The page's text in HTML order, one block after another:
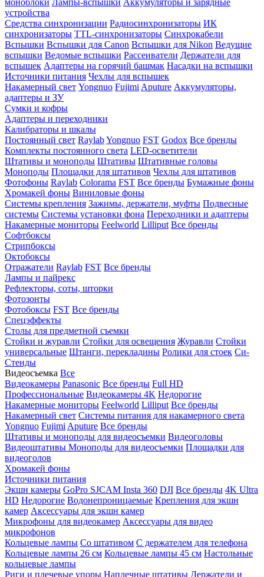
моноблоки Лампы-вспышки Аккумуляторы и зарядные
устройства
Средства синхронизации Радиосинхронизаторы ИК
синхронизаторы TTL-синхронизаторы Синхрокабели
Вспышки Вспышки для Canon Вспышки для Nikon Ведущие
вспышки Ведомые вспышки Рассеиватели Держатели для
вспышек Адаптеры на горячий башмак Насадки на вспышки
Источники питания Чехлы для вспышек
Накамерный свет Yongnuo Fujimi Aputure Аккумуляторы,
адаптеры и ЗУ
Сумки и кофры
Адаптеры и переходники
Калибраторы и шкалы
Постоянный свет RaylabYongnuo FST Godox Все бренды
Комплекты постоянного света LED-осветители
Штативы и моноподы Штативы Штативные головы
Моноподы Площадки для штативов Чехлы для штативов
Фотофоны Raylab Colorama FST Все бренды Бумажные фоны
Хромакей фоны Виниловые фоны
Системы крепления Зажимы, держатели, муфты Подвесные
системы Системы установки фона Переходники и адаптеры
Накамерные мониторы Feelworld Lilliput Все бренды
Софтбоксы
Стрипбоксы
Октобоксы
Отражатели Raylab FST Все бренды
Лампы и пайрекс
Рефлекторы, соты, шторки
Фотозонты
Фотобоксы FST Все бренды
Спецэффекты
Столы для предметной съемки
Стойки и журавли Стойки для освещения Журавли Стойки
универсальные Штанги, перекладины Ролики для стоек Си-
Стенды
Видеосъемка Все
Видеокамеры Panasonic Все бренды Full HD
Профессиональные Видеокамеры 4K Недорогие
Накамерные мониторы Feelworld Lilliput Все бренды
Накамерный свет Системы питания для накамерного света
Yongnuo Fujimi Aputure Все бренды
Штативы и моноподы для видеосъемки Видеоголовы
Видеоштативы Моноподы для видеосъемки Площадки для
видеоголов
Хромакей фоны
Источники питания
Экшн камеры GoPro SJCAM Insta 360 DJI Все бренды 4K Ultra
HD Недорогие Водонепроницаемые Крепления для экшн
камер Аксессуары для экшн камер
Микрофоны для видеокамер Аксессуары для видео
микрофонов
Кольцевые лампы Со штативом C держателем для телефона
Кольцевые лампы 26 см Кольцевые лампы 45 см Настольные
кольцевые лампы
Риги и плечевые упоры Наплечные штативы Держатели и